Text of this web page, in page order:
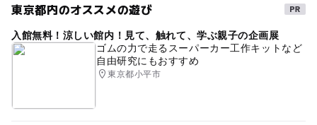
予約/応募
予約必要
タグ
オープンデータ利用 江戸川区情報提供
東京都内のオススメの遊び
入館無料！涼しい館内！見て、触れて、学ぶ親子の企画展
ゴムの力で走るスーパーカー工作キットなど
自由研究にもおすすめ
東京都小平市